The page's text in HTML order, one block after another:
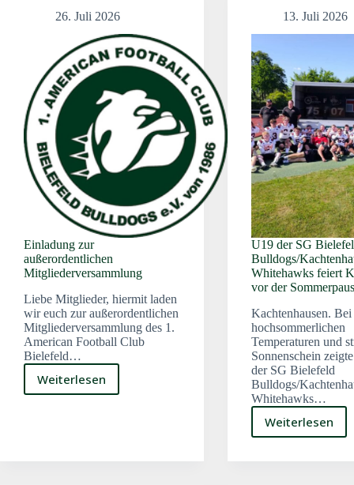
26. Juli 2026
Einladung zur
außerordentlichen
Mitgliederversammlung
Liebe Mitglieder, hiermit laden
wir euch zur außerordentlichen
Mitgliederversammlung des 1.
American Football Club
Bielefeld…
Weiterlesen
Einladung
13. Juli 2026
U19 der SG
Bulldogs/
Whitehawks feiert
vor der
Kachtenhausen. Bei
hochsommerlichen
Temperaturen und
Sonnenschein
der SG Bielefeld
Bulldogs/
Whitehawks…
Weiterlesen
U19
SG